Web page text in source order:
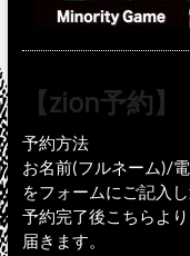
【zion予約】
予約方法
お名前(フルネーム)/
をフォームにご記入
予約完了後こちらよ
届きます。